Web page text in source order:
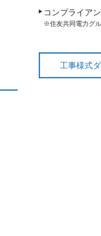
コンプライア
※住友共同電力グ
工事様式